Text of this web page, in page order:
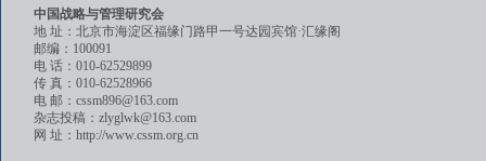
中国战略与管理研究会
地 址：北京市海淀区福缘门路甲一号达园宾馆·汇缘阁
邮编：100091
电 话：010-62529899
传 真：010-62528966
电 邮：cssm896@163.com
杂志投稿：zlyglwk@163.com
网 址：http://www.cssm.org.cn